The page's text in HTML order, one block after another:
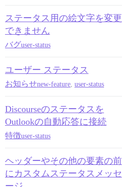
ステータス用の絵文字を変更
できません
バグuser-status
ユーザー ステータス
お知らせnew-feature user-status
Discourseのステータスを
Outlookの自動応答に接続
特徴user-status
ヘッダーやその他の要素の前
にカスタムステータスメッセ